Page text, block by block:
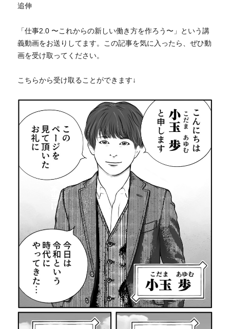
追伸
「仕事2.0 〜これからの新しい働き方を作ろう〜」という講
義動画をお送りしてます。この記事を気に入ったら、ぜひ動
画を受け取ってください。
こちらから受け取ることができます↓